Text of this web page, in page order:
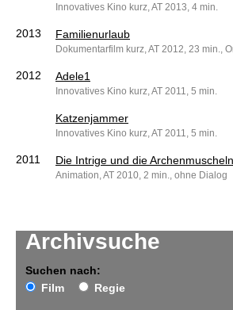
Archivsuche
Suchen nach:
Film
Regie
Innovatives Kino kurz, AT 2013, 4 min.
2013 Familienurlaub
Dokumentarfilm kurz, AT 2012, 23 min.,
2012 Adele1
Innovatives Kino kurz, AT 2011, 5 min.
Katzenjammer
Innovatives Kino kurz, AT 2011, 5 min.
2011 Die Intrige und die Archenmuscheln
Animation, AT 2010, 2 min., ohne Dialog